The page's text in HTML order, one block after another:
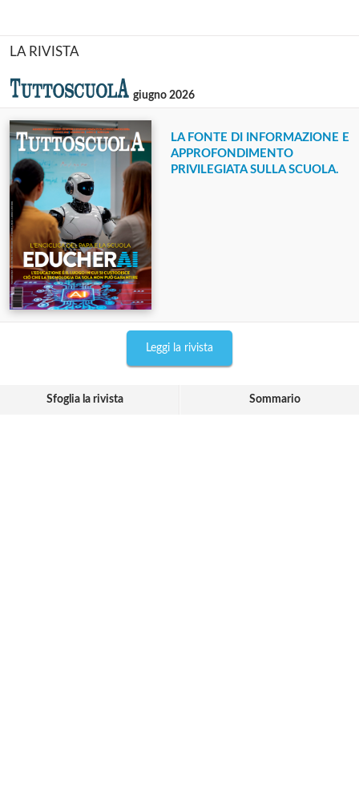
LA RIVISTA
giugno 2026
LA FONTE DI INFORMAZIONE E
APPROFONDIMENTO
PRIVILEGIATA SULLA SCUOLA.
Leggi la rivista
Sfoglia la rivista Sommario